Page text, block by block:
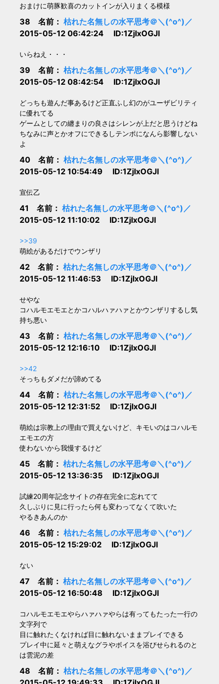
おまけに萌豚歓喜のカットインが入りまくる模様
38 名前： 枯れた名無しの水平思考＠＼(^o^)／
2015-05-12 06:42:24 ID:1ZjIxOGJl
いらねえ・・・
39 名前： 枯れた名無しの水平思考＠＼(^o^)／
2015-05-12 08:42:54 ID:1ZjIxOGJl
どっちも遊んだ事あるけど正直ふし幻のがユーザビリティ
に優れてる
ゲームとしての纏まりの良さはシレンが上だと思うけどね
ちなみに声とかオフにできるしテンポになんら影響しない
よ
40 名前： 枯れた名無しの水平思考＠＼(^o^)／
2015-05-12 10:54:49 ID:1ZjIxOGJl
宣伝乙
41 名前： 枯れた名無しの水平思考＠＼(^o^)／
2015-05-12 11:10:02 ID:1ZjIxOGJl
>>39
萌絵があるだけでウンザリ
42 名前： 枯れた名無しの水平思考＠＼(^o^)／
2015-05-12 11:46:53 ID:1ZjIxOGJl
せやな
コハルモエモエとかコハルハァハァとかウンザリするし気
持ち悪い
43 名前： 枯れた名無しの水平思考＠＼(^o^)／
2015-05-12 12:16:10 ID:1ZjIxOGJl
>>42
そっちもダメだが諦めてる
44 名前： 枯れた名無しの水平思考＠＼(^o^)／
2015-05-12 12:31:52 ID:1ZjIxOGJl
萌絵は宗教上の理由で買えないけど、キモいのはコハルモ
エモエの方
使わないから我慢するけど
45 名前： 枯れた名無しの水平思考＠＼(^o^)／
2015-05-12 13:36:35 ID:1ZjIxOGJl
試練20周年記念サイトの存在完全に忘れてて
久しぶりに見に行ったら何も変わってなくて吹いた
やるきあんのか
46 名前： 枯れた名無しの水平思考＠＼(^o^)／
2015-05-12 15:29:02 ID:1ZjIxOGJl
ない
47 名前： 枯れた名無しの水平思考＠＼(^o^)／
2015-05-12 16:50:48 ID:1ZjIxOGJl
コハルモエモエやらハァハァやらは有ってもたった一行の
文字列で
目に触れたくなければ目に触れないままプレイできる
プレイ中に延々と萌えなグラやボイスを浴びせられるのと
は雲泥の差
48 名前： 枯れた名無しの水平思考＠＼(^o^)／